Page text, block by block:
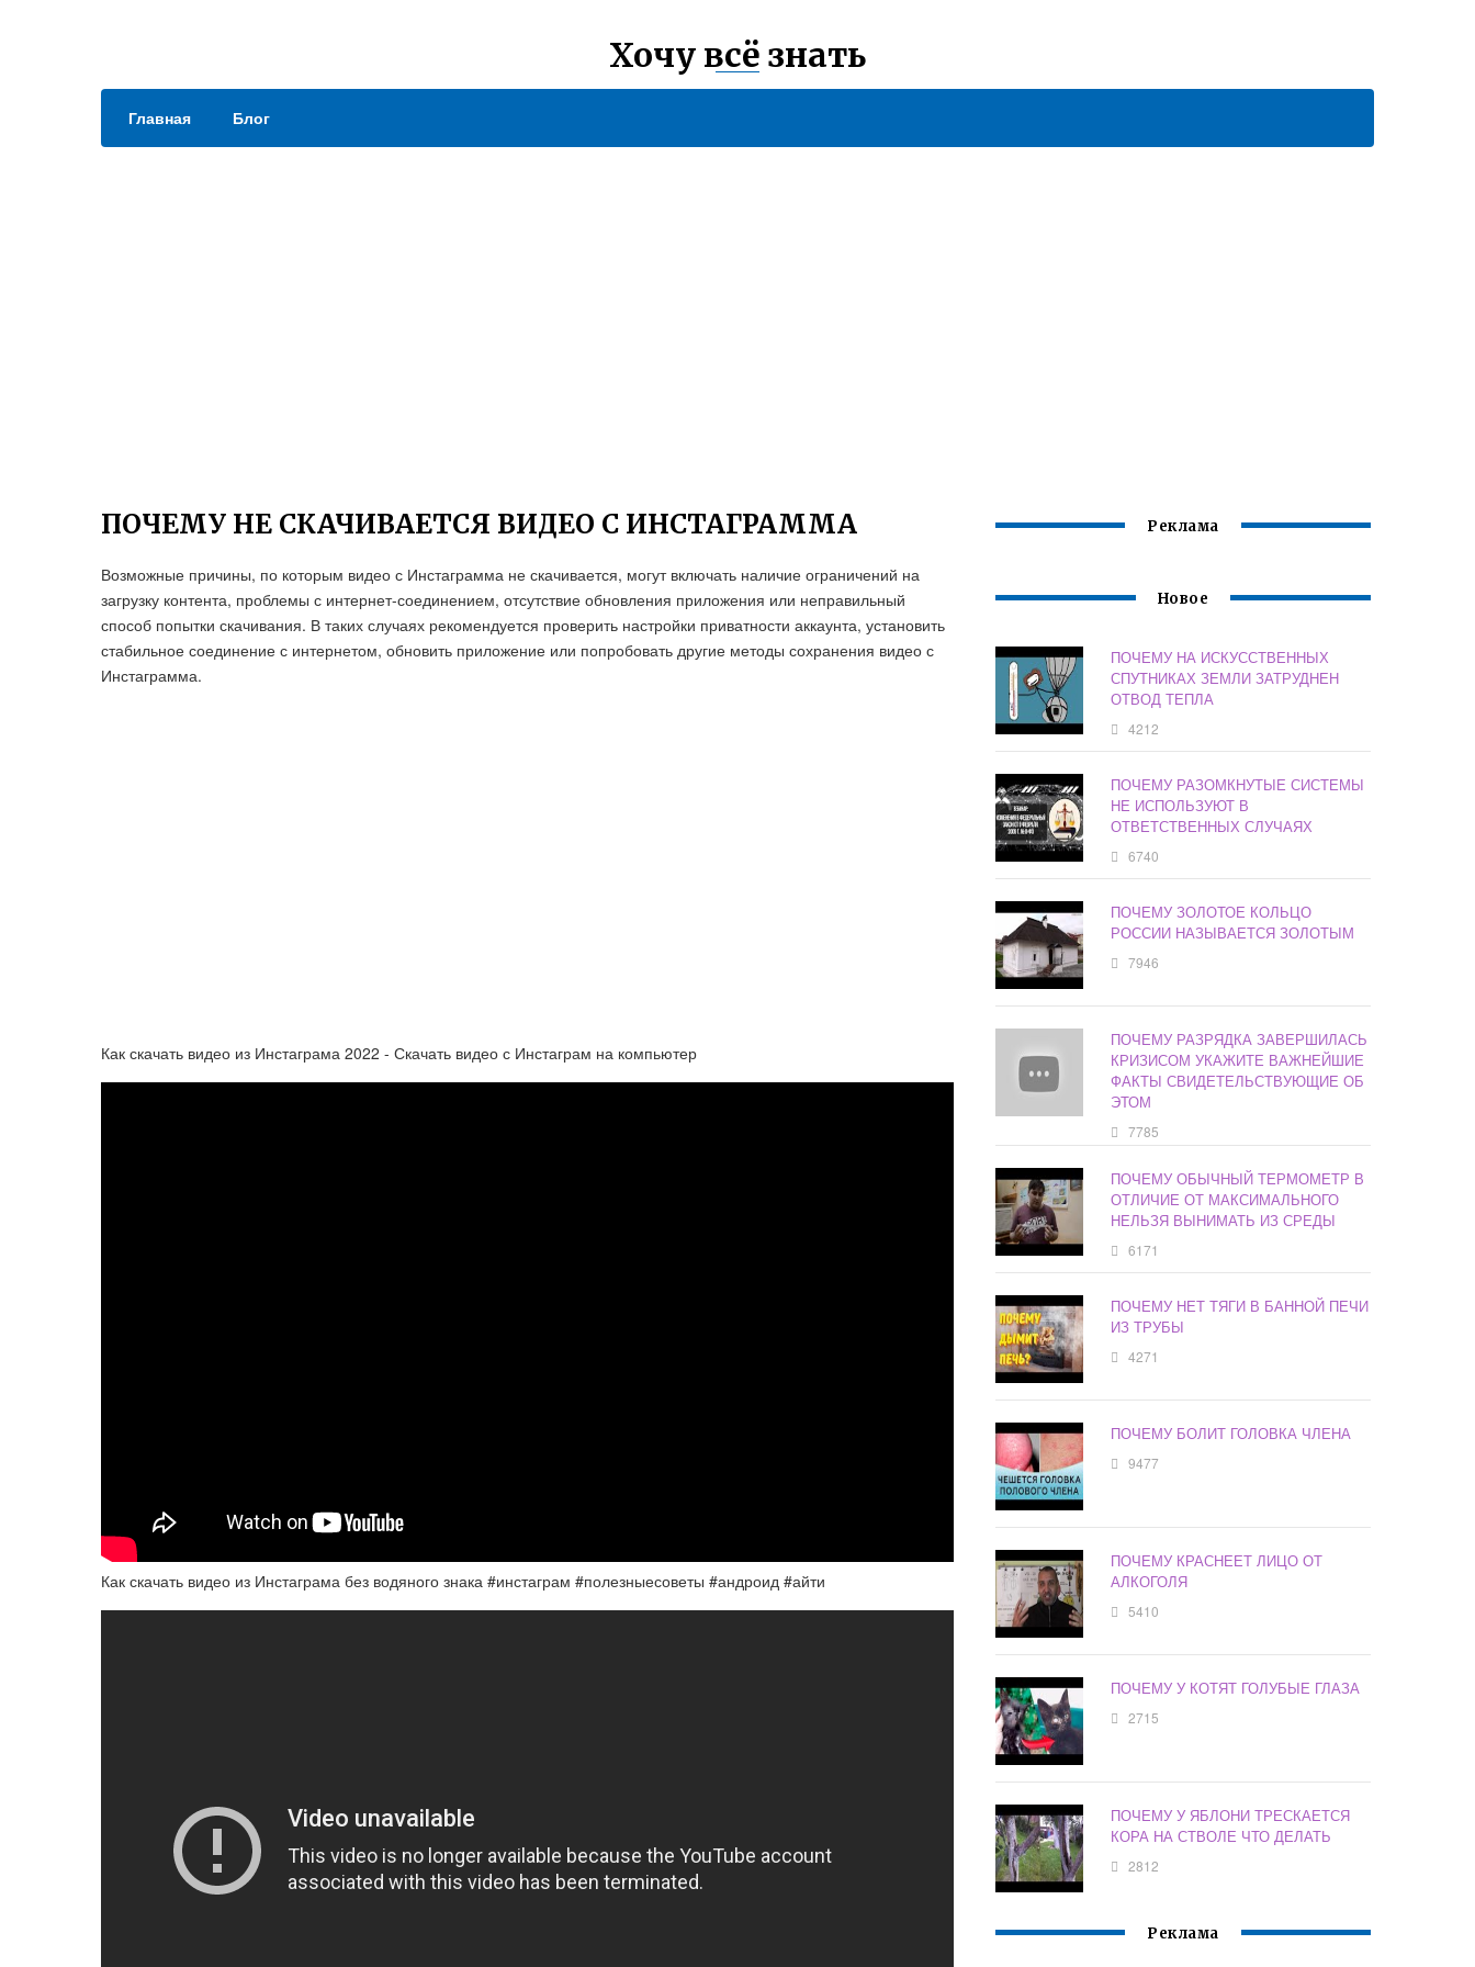
Хочу всё знать
Главная Блог
ПОЧЕМУ НЕ СКАЧИВАЕТСЯ ВИДЕО С ИНСТАГРАММА
Возможные причины, по которым видео с Инстаграмма не скачивается, могут включать наличие ограничений на
загрузку контента, проблемы с интернет-соединением, отсутствие обновления приложения или неправильный
способ попытки скачивания. В таких случаях рекомендуется проверить настройки приватности аккаунта, установить
стабильное соединение с интернетом, обновить приложение или попробовать другие методы сохранения видео с
Инстаграмма.
Как скачать видео из Инстаграма 2022 - Скачать видео с Инстаграм на компьютер
Как скачать видео из Инстаграма без водяного знака #инстаграм #полезныесоветы #андроид #айти
Реклама
Новое
ПОЧЕМУ НА ИСКУССТВЕННЫХ
СПУТНИКАХ ЗЕМЛИ ЗАТРУДНЕН
ОТВОД ТЕПЛА
4212
ПОЧЕМУ РАЗОМКНУТЫЕ СИСТЕМЫ
НЕ ИСПОЛЬЗУЮТ В
ОТВЕТСТВЕННЫХ СЛУЧАЯХ
6740
ПОЧЕМУ ЗОЛОТОЕ КОЛЬЦО
РОССИИ НАЗЫВАЕТСЯ ЗОЛОТЫМ
7946
ПОЧЕМУ РАЗРЯДКА ЗАВЕРШИЛАСЬ
КРИЗИСОМ УКАЖИТЕ ВАЖНЕЙШИЕ
ФАКТЫ СВИДЕТЕЛЬСТВУЮЩИЕ ОБ
ЭТОМ
7785
ПОЧЕМУ ОБЫЧНЫЙ ТЕРМОМЕТР В
ОТЛИЧИЕ ОТ МАКСИМАЛЬНОГО
НЕЛЬЗЯ ВЫНИМАТЬ ИЗ СРЕДЫ
6171
ПОЧЕМУ НЕТ ТЯГИ В БАННОЙ ПЕЧИ
ИЗ ТРУБЫ
4271
ПОЧЕМУ БОЛИТ ГОЛОВКА ЧЛЕНА
9477
ПОЧЕМУ КРАСНЕЕТ ЛИЦО ОТ
АЛКОГОЛЯ
5410
ПОЧЕМУ У КОТЯТ ГОЛУБЫЕ ГЛАЗА
2715
ПОЧЕМУ У ЯБЛОНИ ТРЕСКАЕТСЯ
КОРА НА СТВОЛЕ ЧТО ДЕЛАТЬ
2812
Реклама